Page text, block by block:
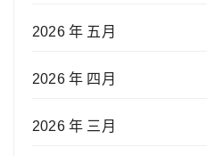
2026 年 五月
2026 年 四月
2026 年 三月